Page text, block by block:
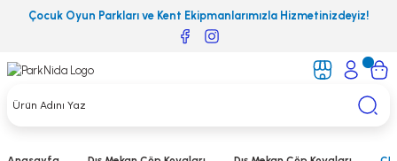
Çocuk Oyun Parkları ve Kent Ekipmanlarımızla Hizmetinizdeyiz!